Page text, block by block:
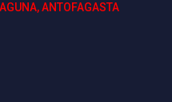
ANTOFAGASTA